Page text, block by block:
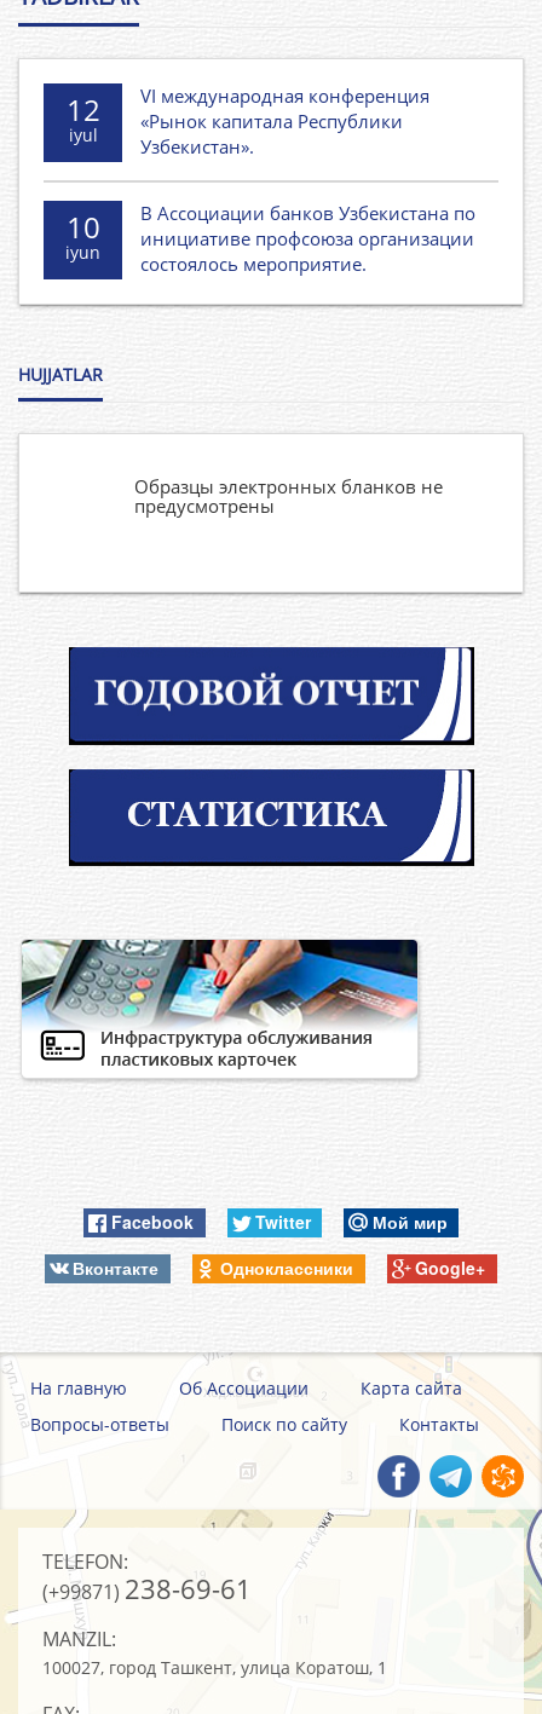
12
iyul
VI международная конференция
«Рынок капитала Республики
Узбекистан».
10
iyun
В Ассоциации банков Узбекистана по
инициативе профсоюза организации
состоялось мероприятие.
HUJJATLAR
Образцы электронных бланков не
предусмотрены
Facebook Twitter
Мой мир
Вконтакте
Одноклассники Google+
На главную Об Ассоциации
Карта сайта
Вопросы-ответы
Поиск по сайту Контакты
TELEFON:
(+99871) 238-69-61
MANZIL:
100027, город Ташкент, улица Коратош, 1